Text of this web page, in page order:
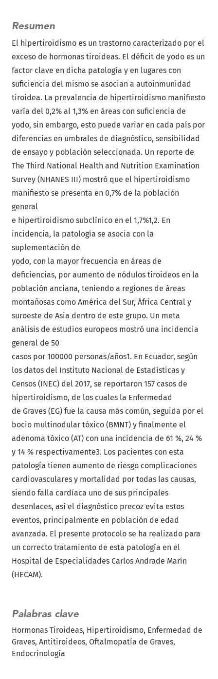
Palabras clave
Hormonas Tiroideas Hipertiroidismo Enfermedad de
Graves Antitiroideos Oftalmopatía de Graves
Endocrinología
Resumen
El hipertiroidismo es un trastorno caracterizado por el
exceso de hormonas tiroideas. El déficit de yodo es un
factor clave en dicha patología y en lugares con
suficiencia del mismo se asocian a autoinmunidad
tiroidea. La prevalencia de hipertiroidismo manifiesto
varía del 0,2% al 1,3% en áreas con suficiencia de
yodo, sin embargo, esto puede variar en cada país por
diferencias en umbrales de diagnóstico, sensibilidad
de ensayo y población seleccionada. Un reporte de
The Third National Health and Nutrition Examination
Survey (NHANES III) mostró que el hipertiroidismo
manifiesto se presenta en 0,7% de la población
general
e hipertiroidismo subclínico en el 1,7%1,2. En
incidencia, la patología se asocia con la
suplementación de
yodo, con la mayor frecuencia en áreas de
deficiencias, por aumento de nódulos tiroideos en la
población anciana, teniendo a regiones de áreas
montañosas como América del Sur, África Central y
suroeste de Asia dentro de este grupo. Un meta
análisis de estudios europeos mostró una incidencia
general de 50
casos por 100000 personas/años1. En Ecuador, según
los datos del Instituto Nacional de Estadísticas y
Censos (INEC) del 2017, se reportaron 157 casos de
hipertiroidismo, de los cuales la Enfermedad
de Graves (EG) fue la causa más común, seguida por el
bocio multinodular tóxico (BMNT) y finalmente el
adenoma tóxico (AT) con una incidencia de 61 %, 24 %
y 14 % respectivamente3. Los pacientes con esta
patología tienen aumento de riesgo complicaciones
cardiovasculares y mortalidad por todas las causas,
siendo falla cardíaca uno de sus principales
desenlaces, así el diagnóstico precoz evita estos
eventos, principalmente en población de edad
avanzada. El presente protocolo se ha realizado para
un correcto tratamiento de esta patología en el
Hospital de Especialidades Carlos Andrade Marín
(HECAM).